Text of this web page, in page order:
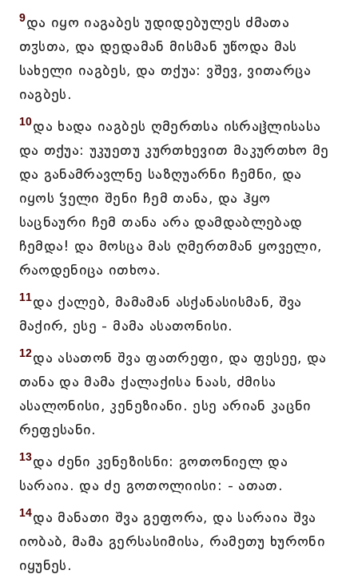
9და იყო იაგაბეს უდიდებულეს ძმათა
თჳსთა, და დედამან მისმან უწოდა მას
სახელი იაგბეს, და თქუა: ვშევ, ვითარცა
იაგბეს.
10და ხადა იაგბეს ღმერთსა ისრაჱლისასა
და თქუა: უკუეთუ კურთხევით მაკურთხო მე
და განამრავლნე საზღუარნი ჩემნი, და
იყოს ჴელი შენი ჩემ თანა, და ჰყო
საცნაური ჩემ თანა არა დამდაბლებად
ჩემდა! და მოსცა მას ღმერთმან ყოველი,
რაოდენიცა ითხოა.
11და ქალებ, მამამან ასქანასისმან, შვა
მაქირ, ესე - მამა ასათონისი.
12და ასათონ შვა ფათრეფი, და ფესეე, და
თანა და მამა ქალაქისა ნაას, ძმისა
ასალონისი, კენეზიანი. ესე არიან კაცნი
რეფესანი.
13და ძენი კენეზისნი: გოთონიელ და
სარაია. და ძე გოთოლიისი: - ათათ.
14და მანათი შვა გეფორა, და სარაია შვა
იობაბ, მამა გერსასიმისა, რამეთუ ხურონი
იყუნეს.